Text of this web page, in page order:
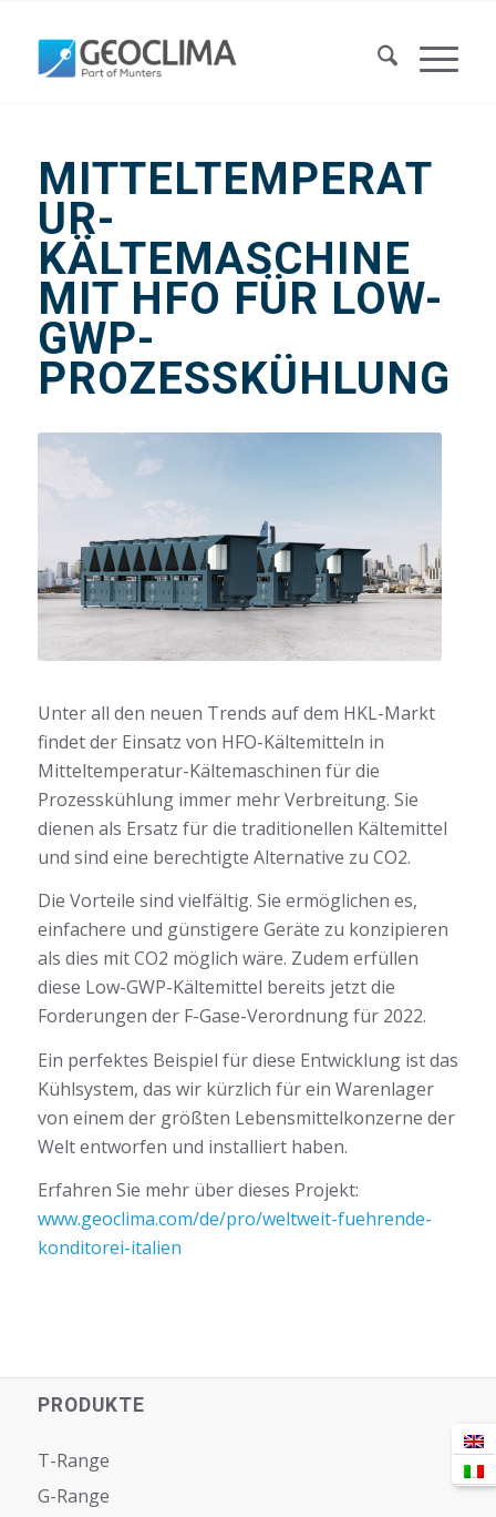
MITTELTEMPERAT
UR-
KÄLTEMASCHINE
MIT HFO FÜR LOW-
GWP-
PROZESSKÜHLUNG
Unter all den neuen Trends auf dem HKL-Markt
findet der Einsatz von HFO-Kältemitteln in
Mitteltemperatur-Kältemaschinen für die
Prozesskühlung immer mehr Verbreitung. Sie
dienen als Ersatz für die traditionellen Kältemittel
und sind eine berechtigte Alternative zu CO2.
Die Vorteile sind vielfältig. Sie ermöglichen es,
einfachere und günstigere Geräte zu konzipieren
als dies mit CO2 möglich wäre. Zudem erfüllen
diese Low-GWP-Kältemittel bereits jetzt die
Forderungen der F-Gase-Verordnung für 2022.
Ein perfektes Beispiel für diese Entwicklung ist das
Kühlsystem, das wir kürzlich für ein Warenlager
von einem der größten Lebensmittelkonzerne der
Welt entworfen und installiert haben.
Erfahren Sie mehr über dieses Projekt:
www.geoclima.com/de/pro/weltweit-fuehrende-
konditorei-italien
PRODUKTE
T-Range
G-Range